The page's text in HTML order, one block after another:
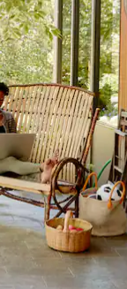
les parcourir ou